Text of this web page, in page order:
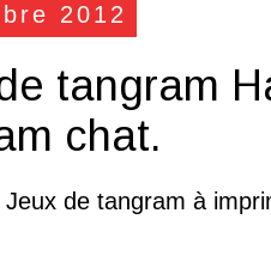
2012
tangram
chat.
Jeux de tangram à